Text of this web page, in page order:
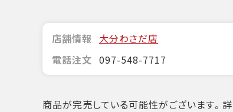
店舗情報 大分わさだ店
電話注文 097-548-7717
商品が完売している可能性がございます。詳